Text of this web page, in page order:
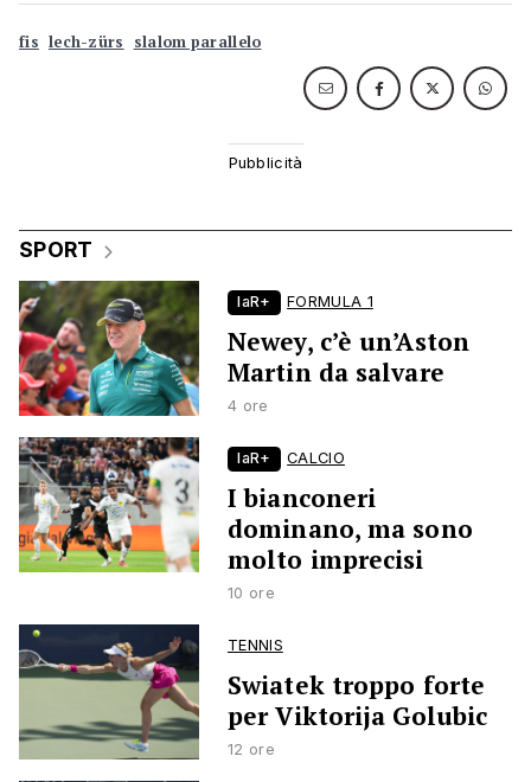
fis lech-zürs slalom parallelo
SPORT
laR+ FORMULA 1
Newey, c’è un’Aston
Martin da salvare
4 ore
laR+ CALCIO
I bianconeri
dominano, ma sono
molto imprecisi
10 ore
TENNIS
Swiatek troppo forte
per Viktorija Golubic
12 ore